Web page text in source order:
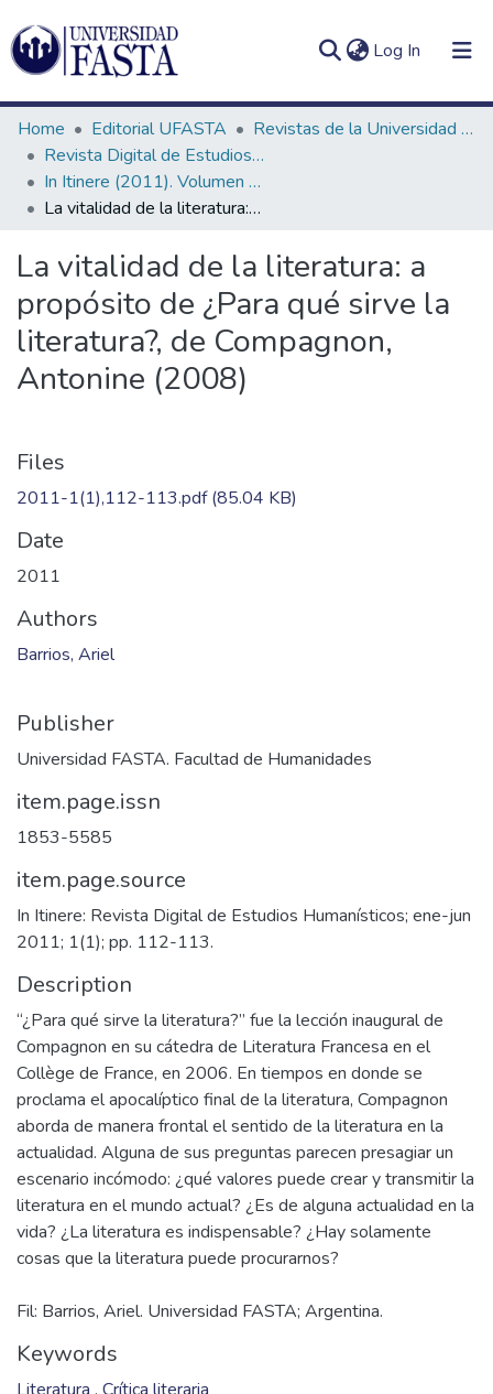
Log In (current)
&
Collections
All of DSpace
Statistics
Log
Home Editorial UFASTA
Revistas de la Universidad FASTA
Revista Digital de Estudios Humanísticos In Itinere
In Itinere (2011). Volumen 1, número 1
La vitalidad de la literatura: a propósito de ¿Para qué sirve la literatura?, de Compagnon, Antonine (2008)
La vitalidad de la literatura: a
propósito de ¿Para qué sirve la
literatura?, de Compagnon,
Antonine (2008)
Files
2011-1(1),112-113.pdf
2011
Authors
Barrios, Ariel
Publisher
Universidad FASTA. Facultad de Humanidades
item.page.issn
1853-5585
item.page.source
In Itinere: Revista Digital de Estudios Humanísticos; ene-jun
2011; 1(1); pp. 112-113.
Description
“¿Para qué sirve la literatura?” fue la lección inaugural de
Compagnon en su cátedra de Literatura Francesa en el
Collège de France, en 2006. En tiempos en donde se
proclama el apocalíptico final de la literatura, Compagnon
actualidad. Alguna de sus preguntas parecen presagiar un
literatura en el mundo actual? ¿Es de alguna actualidad en la
vida? ¿La literatura es indispensable? ¿Hay solamente